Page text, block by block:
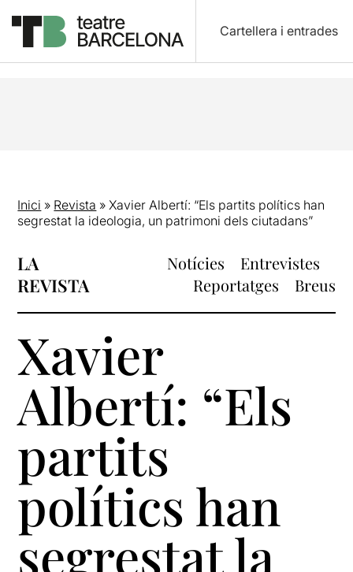
Cartellera i entrades
Inici » Revista »Xavier Albertí: “Els partits polítics han
segrestat la ideologia, un patrimoni dels ciutadans”
LA
REVISTA
Notícies
Entrevistes
Reportatges
Breus
Xavier
Albertí: “Els
partits
polítics han
segrestat la